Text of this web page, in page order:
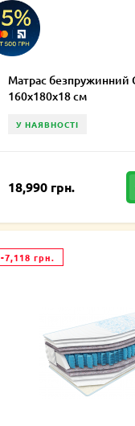
Матрас безпружинний
160х180х18 см
У НАЯВНОСТІ
18,990 грн.
-7,118 грн.